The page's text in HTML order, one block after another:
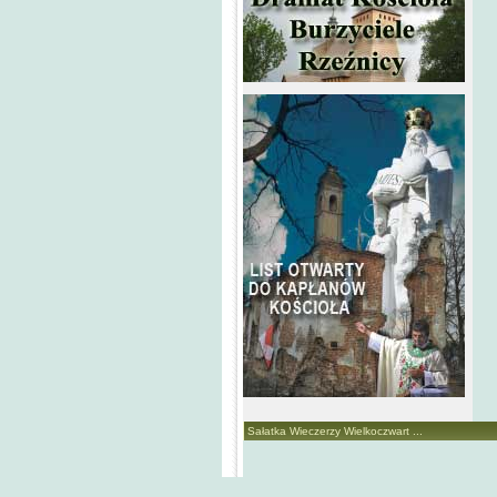
Sałatka Wieczerzy Wielkoczwart ...